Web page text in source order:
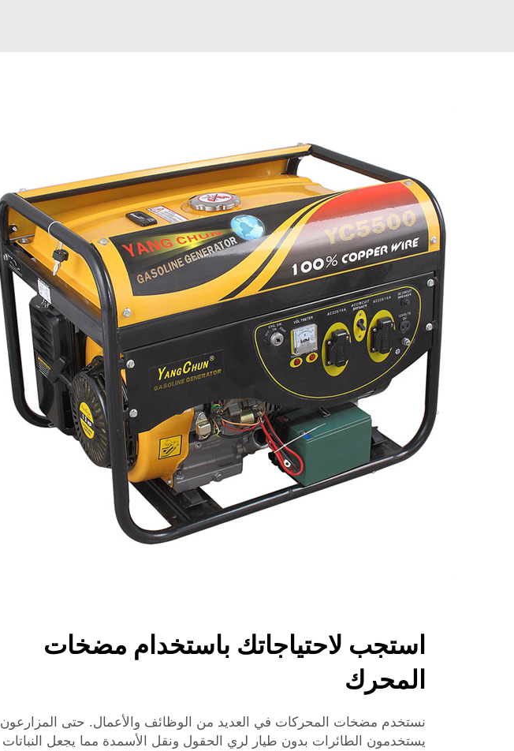
استجب لاحتياجاتك باستخدام مضخات
المحرك
نستخدم مضخات المحركات في العديد من الوظائف والأعمال. حتى المزارعون
يستخدمون الطائرات بدون طيار لري الحقول ونقل الأسمدة مما يجعل النباتات